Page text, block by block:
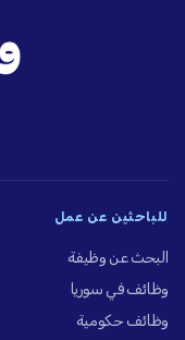
للباحثين عن عمل
البحث عن وظيفة
وظائف في سوريا
وظائف حكومية